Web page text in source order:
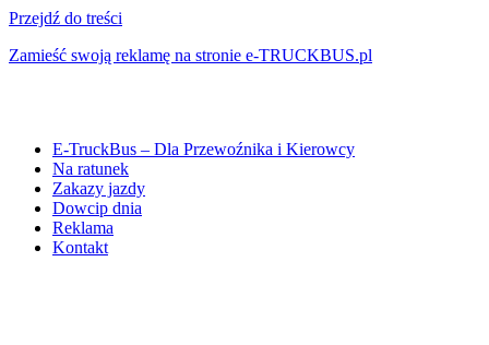
Przejdź do treści
Zamieść swoją reklamę na stronie e-TRUCKBUS.pl
E-TruckBus – Dla Przewoźnika i Kierowcy
Na ratunek
Zakazy jazdy
Dowcip dnia
Reklama
Kontakt